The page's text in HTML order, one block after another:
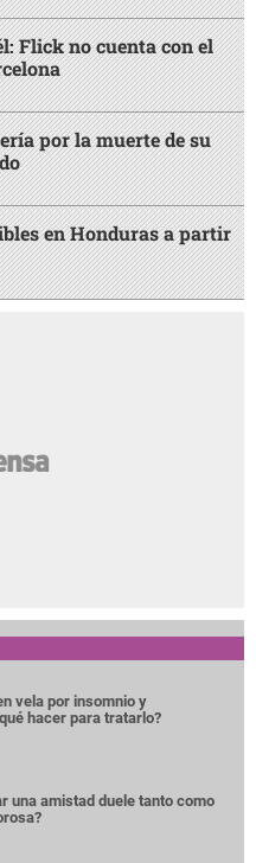
Flick no cuenta con el
por la muerte de su
en Honduras a partir
vela por insomnio y
hacer para tratarlo?
una amistad duele tanto como